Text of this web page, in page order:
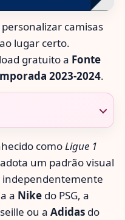
camisas
lugar certo.
gratuito a Fonte
2023-2024.
comoLigue 1
um padrão visual
independentemente
a Nike do PSG, a
ou a Adidas do